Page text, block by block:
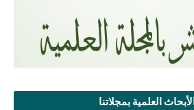
العلمية بمجلاتنا